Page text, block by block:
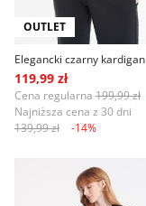
OUTLET
Elegancki czarny kardigan
119,99 zł
Cena regularna 199,99 zł
Najniższa cena z 30 dni
139,99 zł
-14%